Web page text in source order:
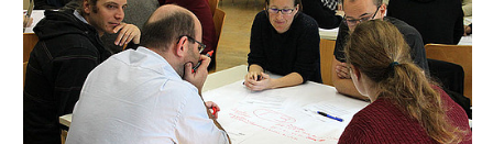
Go
to
navigation
(Accesskey